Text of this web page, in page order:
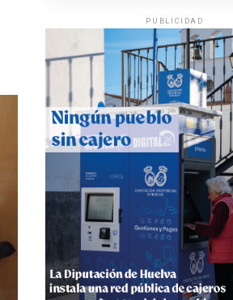
5º DÍA DE LAS FIESTAS
2026
·Huelvatv
CUARTA CORRIDA DE LAS
COLOMBINAS 2026
hace 5 días· Huelvatv
PUBLICIDAD